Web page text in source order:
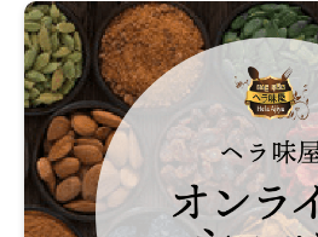
ヘ
ラ
味
屋
オ
ン
ラ
イ